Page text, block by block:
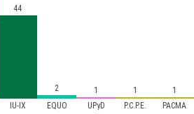
IU-IX EQUO UPyD P.C.P.E. PACMA
44
2 1 1 1